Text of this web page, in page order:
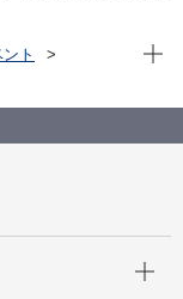
ト
体操・みんなの
現在